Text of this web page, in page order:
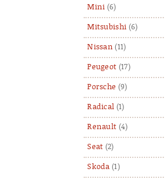
Mini (6)
Mitsubishi (6)
Nissan (11)
Peugeot (17)
Porsche (9)
Radical (1)
Renault (4)
Seat (2)
Skoda (1)